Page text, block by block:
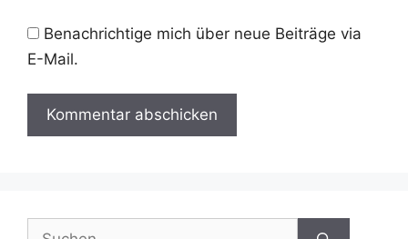
Benachrichtige mich über neue Beiträge via
E-Mail.
Suche